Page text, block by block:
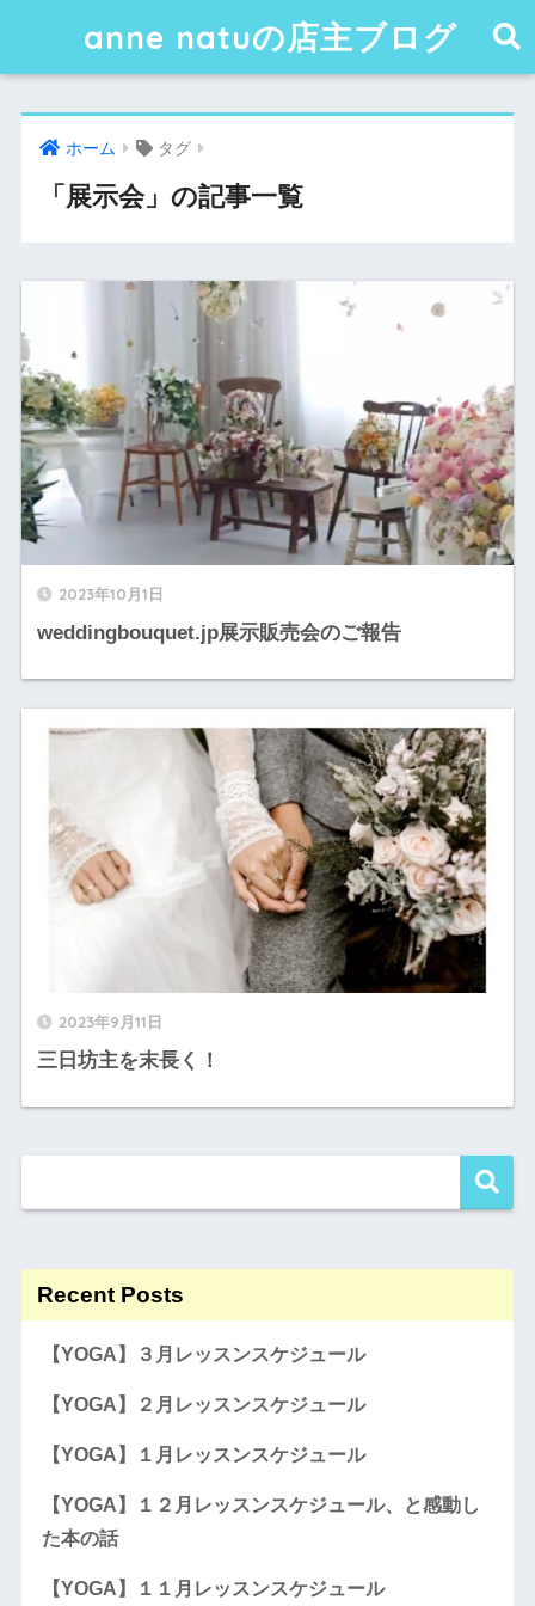
anne natuの店主ブログ
ホーム タグ
「展示会」の記事一覧
2023年10月1日
weddingbouquet.jp展示販売会のご報告
2023年9月11日
三日坊主を末長く！
Recent Posts
【YOGA】３月レッスンスケジュール
【YOGA】２月レッスンスケジュール
【YOGA】１月レッスンスケジュール
【YOGA】１２月レッスンスケジュール、と感動し
た本の話
【YOGA】１１月レッスンスケジュール